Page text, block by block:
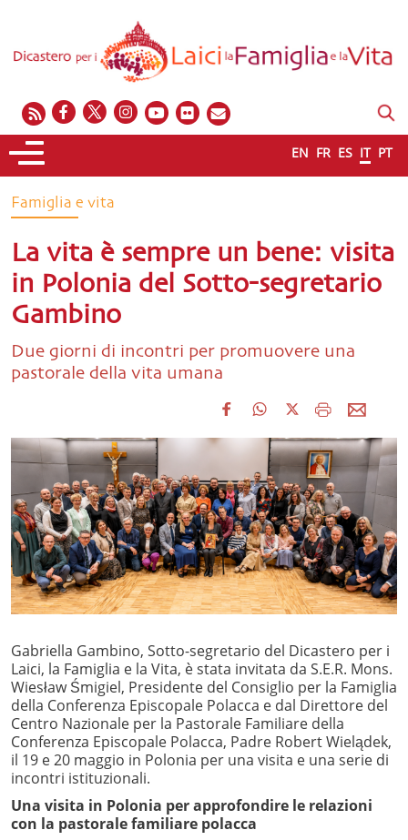
EN FR ES IT PT
Famiglia e vita
La vita è sempre un bene: visita
in Polonia del Sotto-segretario
Gambino
Due giorni di incontri per promuovere una
pastorale della vita umana
Gabriella Gambino, Sotto-segretario del Dicastero per i
Laici, la Famiglia e la Vita, è stata invitata da S.E.R. Mons.
Wiesław Śmigiel, Presidente del Consiglio per la Famiglia
della Conferenza Episcopale Polacca e dal Direttore del
Centro Nazionale per la Pastorale Familiare della
Conferenza Episcopale Polacca, Padre Robert Wielądek,
il 19 e 20 maggio in Polonia per una visita e una serie di
incontri istituzionali.
Una visita in Polonia per approfondire le relazioni
con la pastorale familiare polacca